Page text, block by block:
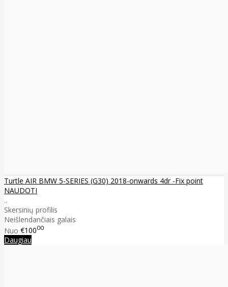
Turtle AIR BMW 5-SERIES (G30) 2018-onwards 4dr -Fix point
NAUDOTI
..
Skersinių profilis
Neišlendančiais galais
Nuo €10000
Daugiau